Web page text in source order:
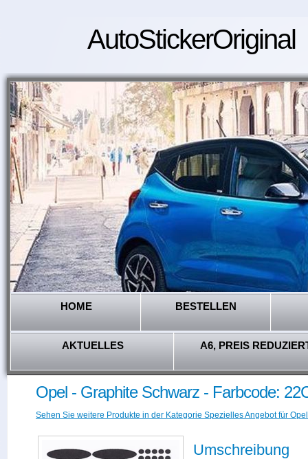
AutoStickerOriginal
HOME BESTELLEN
AKTUELLES A6, PREIS
Opel - Graphite Schwarz - Farbcode:
Sehen Sie weitere Produkte in der Kategorie Spezielles Angebot für
Umschreibung